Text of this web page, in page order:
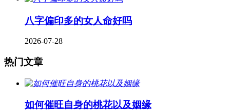
八字偏印多的女人命好吗
2026-07-28
热门文章
如何催旺自身的桃花以及姻缘